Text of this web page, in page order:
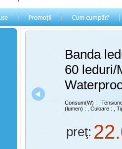
Banda
60 leduri/
Consum(W) :
,
(lumen) :
, Culoare : ,
preţ: